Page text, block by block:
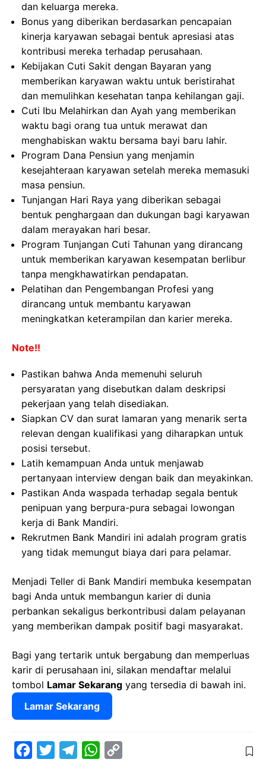
dan keluarga mereka.
Bonus yang diberikan berdasarkan pencapaian
kinerja karyawan sebagai bentuk apresiasi atas
kontribusi mereka terhadap perusahaan.
Kebijakan Cuti Sakit dengan Bayaran yang
memberikan karyawan waktu untuk beristirahat
dan memulihkan kesehatan tanpa kehilangan gaji.
Cuti Ibu Melahirkan dan Ayah yang memberikan
waktu bagi orang tua untuk merawat dan
menghabiskan waktu bersama bayi baru lahir.
Program Dana Pensiun yang menjamin
kesejahteraan karyawan setelah mereka memasuki
masa pensiun.
Tunjangan Hari Raya yang diberikan sebagai
bentuk penghargaan dan dukungan bagi karyawan
dalam merayakan hari besar.
Program Tunjangan Cuti Tahunan yang dirancang
untuk memberikan karyawan kesempatan berlibur
tanpa mengkhawatirkan pendapatan.
Pelatihan dan Pengembangan Profesi yang
dirancang untuk membantu karyawan
meningkatkan keterampilan dan karier mereka.
Note!!
Pastikan bahwa Anda memenuhi seluruh
persyaratan yang disebutkan dalam deskripsi
pekerjaan yang telah disediakan.
Siapkan CV dan surat lamaran yang menarik serta
relevan dengan kualifikasi yang diharapkan untuk
posisi tersebut.
Latih kemampuan Anda untuk menjawab
pertanyaan interview dengan baik dan meyakinkan.
Pastikan Anda waspada terhadap segala bentuk
penipuan yang berpura-pura sebagai lowongan
kerja di Bank Mandiri.
Rekrutmen Bank Mandiri ini adalah program gratis
yang tidak memungut biaya dari para pelamar.
Menjadi Teller di Bank Mandiri membuka kesempatan
bagi Anda untuk membangun karier di dunia
perbankan sekaligus berkontribusi dalam pelayanan
yang memberikan dampak positif bagi masyarakat.
Bagi yang tertarik untuk bergabung dan memperluas
karir di perusahaan ini, silakan mendaftar melalui
tombol Lamar Sekarang yang tersedia di bawah ini.
Lamar Sekarang
W